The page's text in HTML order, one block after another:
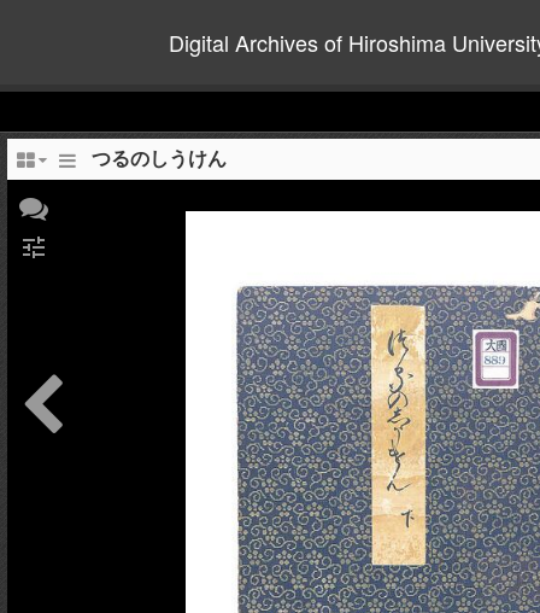
Digital Archives of Hiroshima
つるのしうけん
tune